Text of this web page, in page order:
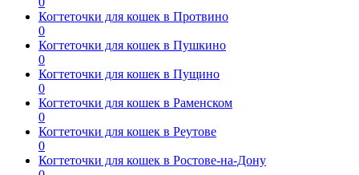
Когтеточки для кошек в Протвино
0
Когтеточки для кошек в Пушкино
0
Когтеточки для кошек в Пущино
0
Когтеточки для кошек в Раменском
0
Когтеточки для кошек в Реутове
0
Когтеточки для кошек в Ростове-на-Дону